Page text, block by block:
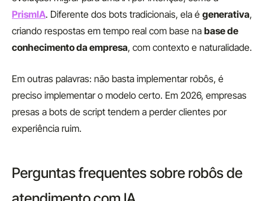
PrismIA. Diferente dos bots tradicionais, ela é generativa,
criando respostas em tempo real com base na base de
conhecimento da empresa, com contexto e naturalidade.
Em outras palavras: não basta implementar robôs, é
preciso implementar o modelo certo. Em 2026, empresas
presas a bots de script tendem a perder clientes por
experiência ruim.
Perguntas frequentes sobre robôs de